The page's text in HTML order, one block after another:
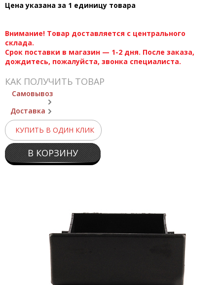
Цена указана за 1 единицу товара
Внимание! Товар доставляется с центрального
склада.
Срок поставки в магазин — 1-2 дня. После заказа,
дождитесь, пожалуйста, звонка специалиста.
КАК ПОЛУЧИТЬ ТОВАР
Самовывоз
Доставка
КУПИТЬ В ОДИН КЛИК
В КОРЗИНУ